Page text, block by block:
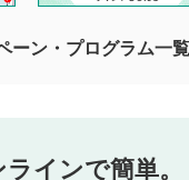
本注意事項に同意された
ーン・プログラム一覧
インで簡単。